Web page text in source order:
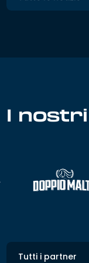
I
Tutti i partner